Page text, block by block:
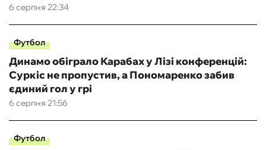
6 серпня 22:34
Футбол
6 серпня 21:56
Динамо обіграло Карабах у Лізі конференцій:
Суркіс не пропустив, а Пономаренко забив
єдиний гол у грі
Футбол